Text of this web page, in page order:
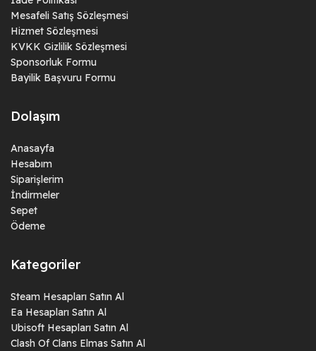
Mesafeli Satış Sözleşmesi
Hizmet Sözleşmesi
KVKK Gizlilik Sözleşmesi
Sponsorluk Formu
Bayilik Başvuru Formu
Dolaşım
Anasayfa
Hesabım
Siparişlerim
İndirmeler
Sepet
Ödeme
Kategoriler
Steam Hesapları Satın Al
Ea Hesapları Satın Al
Ubisoft Hesapları Satın Al
Clash Of Clans Elmas Satın Al